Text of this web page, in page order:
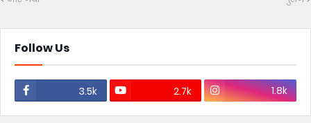
Follow Us
3.5k 2.7k 1.8k